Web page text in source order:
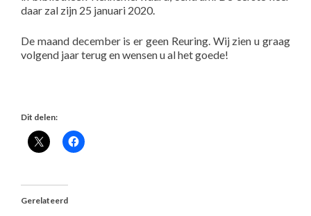
daar zal zijn 25 januari 2020.
De maand december is er geen Reuring. Wij zien u graag
volgend jaar terug en wensen u al het goede!
Dit delen:
Gerelateerd